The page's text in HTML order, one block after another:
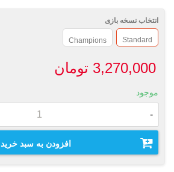
انتخاب نسخه بازی
Standard
Champions
3,270,000 تومان
موجود
-
افزودن به سبد خرید